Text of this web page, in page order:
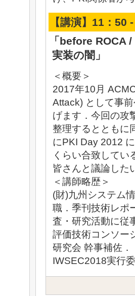
【講演】11：50
「before ROCA
実装の闇」
＜概要＞
2017年10月
Attack) として事
げます．今回の攻
整理するとともに
にPKI Day 2012
くらい合致してい
皆さんと議論した
＜講師略歴＞
(財)九州システム
職．季刊技術レポ
査・研究活動に従
評価技術コンソー
研究会 幹事補佐．
IWSEC2018実行